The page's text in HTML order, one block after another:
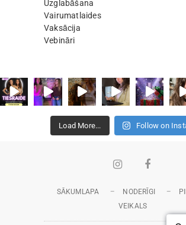
Uzglabāšana
Vairumatlaides
Vaksācija
Vebināri
Load More... Follow on
Instagram
SĀKUMLAPA NODERĪGI
VEIKALS